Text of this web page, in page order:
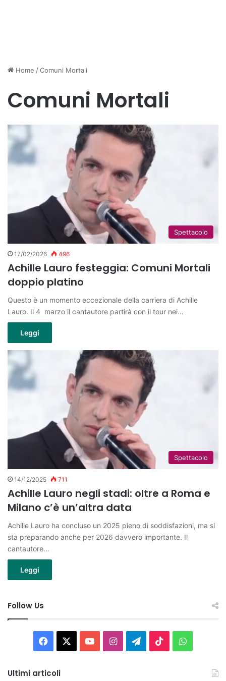
Home /Comuni Mortali
Comuni Mortali
Spettacolo
17/02/2026 496
Achille Lauro festeggia: Comuni Mortali
doppio platino
Questo è un momento eccezionale della carriera di Achille
Lauro. Il 4 marzo il cantautore partirà con il tour nei…
Leggi
Spettacolo
14/12/2025 711
Achille Lauro negli stadi: oltre a Roma e
Milano c’è un’altra data
Achille Lauro ha concluso un 2025 pieno di soddisfazioni, ma si
sta preparando anche per 2026 davvero importante. Il
cantautore…
Leggi
Follow Us
Facebook You InstagramTelegram
TikTok
Ultimi articoli